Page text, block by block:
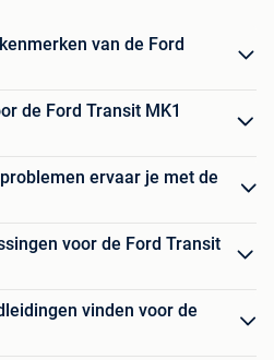
van de Ford
de Ford Transit MK1
ervaar je met de
voor de Ford Transit
vinden voor de